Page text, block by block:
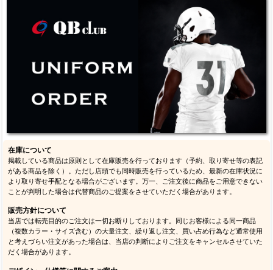
在庫について
掲載している商品は原則として在庫販売を行っております（予約、取り寄せ等の表記
がある商品を除く）。ただし店頭でも同時販売を行っているため、最新の在庫状況に
より取り寄せ手配となる場合がございます。万一、ご注文後に商品をご用意できない
ことが判明した場合は代替商品のご提案をさせていただく場合があります。
販売方針について
当店では転売目的のご注文は一切お断りしております。同じお客様による同一商品
（複数カラー・サイズ含む）の大量注文、繰り返し注文、買い占め行為など通常使用
と考えづらい注文があった場合は、当店の判断によりご注文をキャンセルさせていた
だく場合があります。